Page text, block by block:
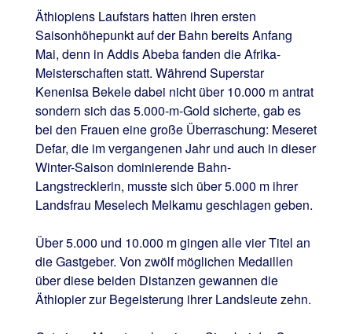
Äthiopiens Laufstars hatten ihren ersten
Saisonhöhepunkt auf der Bahn bereits Anfang
Mai, denn in Addis Abeba fanden die Afrika-
Meisterschaften statt. Während Superstar
Kenenisa Bekele dabei nicht über 10.000 m antrat
sondern sich das 5.000-m-Gold sicherte, gab es
bei den Frauen eine große Überraschung: Meseret
Defar, die im vergangenen Jahr und auch in dieser
Winter-Saison dominierende Bahn-
Langstrecklerin, musste sich über 5.000 m ihrer
Landsfrau Meselech Melkamu geschlagen geben.
Über 5.000 und 10.000 m gingen alle vier Titel an
die Gastgeber. Von zwölf möglichen Medaillen
über diese beiden Distanzen gewannen die
Äthiopier zur Begeisterung ihrer Landsleute zehn.